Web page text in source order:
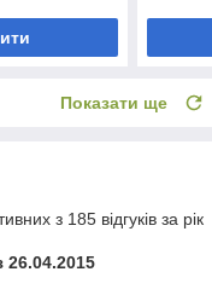
Показати ще
з 185 відгуків за рік